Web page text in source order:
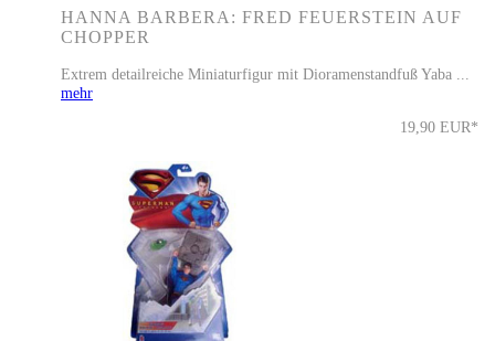
HANNA BARBERA: FRED FEUERSTEIN AUF
CHOPPER
Extrem detailreiche Miniaturfigur mit Dioramenstandfuß Yaba ...
mehr
19,90 EUR*